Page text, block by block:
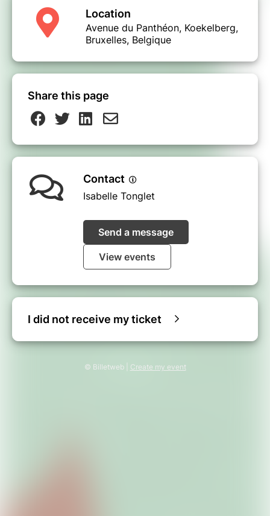
Location
Avenue du Panthéon, Koekelberg,
Bruxelles, Belgique
Share this page
Contact
Isabelle Tonglet
Send a message
View events
I did not receive my ticket
© Billetweb | Create my event